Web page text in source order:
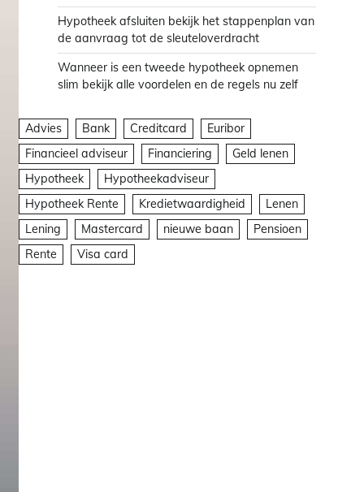
Hypotheek afsluiten bekijk het stappenplan van
de aanvraag tot de sleuteloverdracht
Wanneer is een tweede hypotheek opnemen
slim bekijk alle voordelen en de regels nu zelf
Advies Bank Creditcard
Euribor
Financieel adviseur
Financiering
Geld lenen
Hypotheek
Hypotheekadviseur
Hypotheek Rente
Kredietwaardigheid
Lenen
Lening
Mastercard nieuwe baan
Pensioen
Rente
Visa card